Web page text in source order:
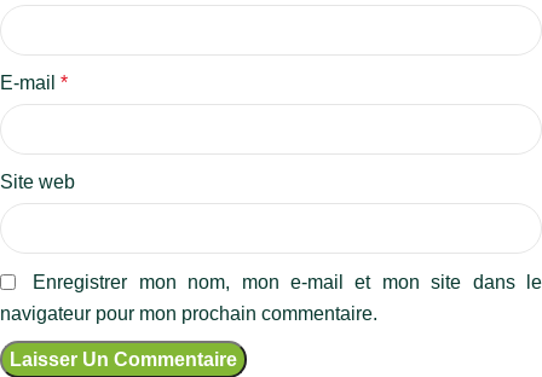
E-mail *
Site web
Enregistrer mon nom, mon e-mail et mon site dans le
navigateur pour mon prochain commentaire.